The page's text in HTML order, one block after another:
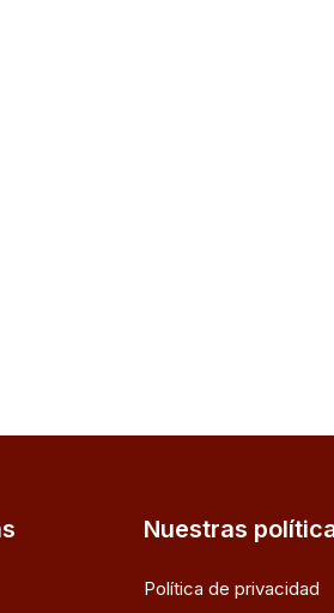
Nuestras
Política de privacidad